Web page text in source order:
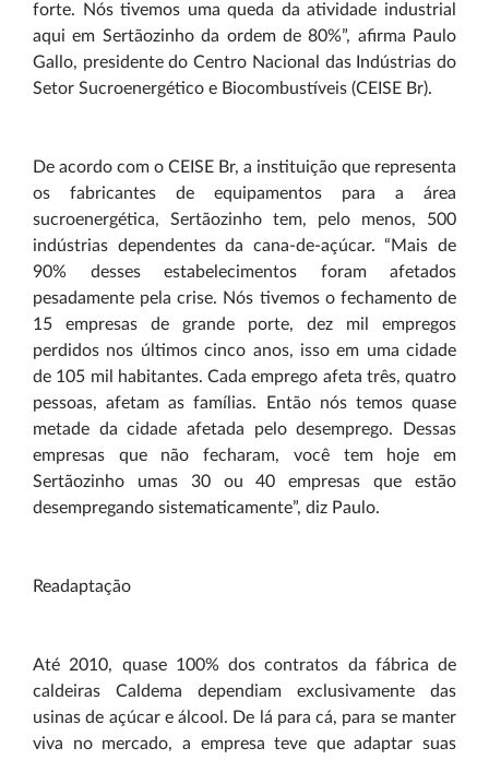
forte. Nós tivemos uma queda da atividade industrial
aqui em Sertãozinho da ordem de 80%”, afirma Paulo
Gallo, presidente do Centro Nacional das Indústrias do
Setor Sucroenergético e Biocombustíveis (CEISE Br).
De acordo com o CEISE Br, a instituição que representa
os fabricantes de equipamentos para a área
sucroenergética, Sertãozinho tem, pelo menos, 500
indústrias dependentes da cana-de-açúcar. “Mais de
90% desses estabelecimentos foram afetados
pesadamente pela crise. Nós tivemos o fechamento de
15 empresas de grande porte, dez mil empregos
perdidos nos últimos cinco anos, isso em uma cidade
de 105 mil habitantes. Cada emprego afeta três, quatro
pessoas, afetam as famílias. Então nós temos quase
metade da cidade afetada pelo desemprego. Dessas
empresas que não fecharam, você tem hoje em
Sertãozinho umas 30 ou 40 empresas que estão
desempregando sistematicamente”, diz Paulo.
Readaptação
Até 2010, quase 100% dos contratos da fábrica de
caldeiras Caldema dependiam exclusivamente das
usinas de açúcar e álcool. De lá para cá, para se manter
viva no mercado, a empresa teve que adaptar suas